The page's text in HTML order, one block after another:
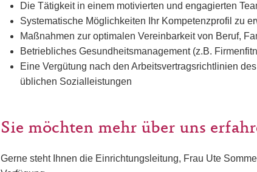
Die Tätigkeit in einem motivierten und engagierten
Systematische Möglichkeiten Ihr Kompetenzprofil zu
Maßnahmen zur optimalen Vereinbarkeit von Beruf,
Betriebliches Gesundheitsmanagement (z.B.
Eine Vergütung nach den Arbeitsvertragsrichtlinien
üblichen Sozialleistungen
Sie möchten mehr über uns
Gerne steht Ihnen die Einrichtungsleitung, Frau Ute